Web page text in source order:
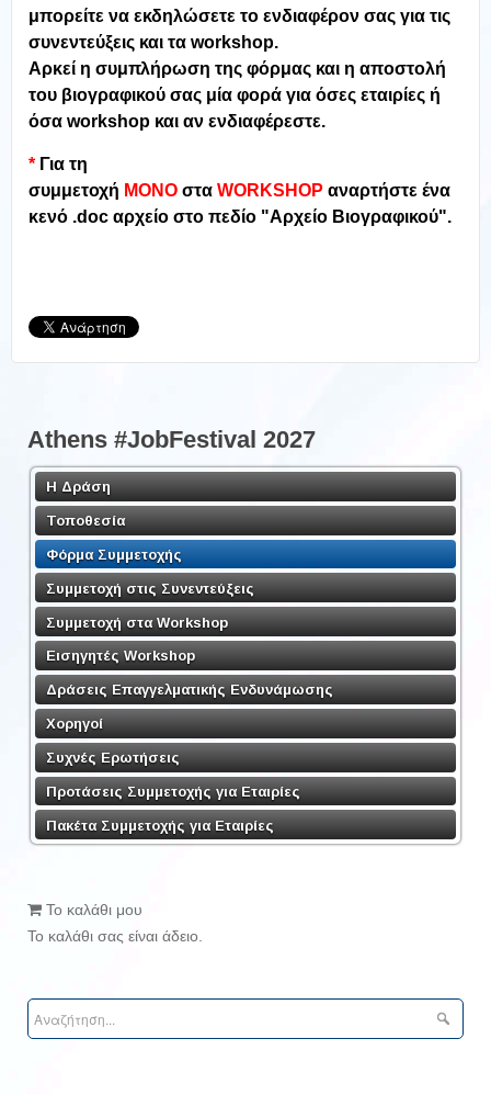
μπορείτε να εκδηλώσετε το ενδιαφέρον σας για τις
συνεντεύξεις και τα workshop.
Αρκεί η συμπλήρωση της φόρμας και η αποστολή
του βιογραφικού σας μία φορά για όσες εταιρίες ή
όσα workshop και αν ενδιαφέρεστε.
* Για τη
συμμετοχή ΜΟΝΟ στα WORKSHOP αναρτήστε ένα
κενό .doc αρχείο στο πεδίο "Αρχείο Βιογραφικού".
Athens #JobFestival 2027
Η Δράση
Τοποθεσία
Φόρμα Συμμετοχής
Συμμετοχή στις Συνεντεύξεις
Συμμετοχή στα Workshop
Εισηγητές Workshop
Δράσεις Επαγγελματικής Ενδυνάμωσης
Χορηγοί
Συχνές Ερωτήσεις
Προτάσεις Συμμετοχής για Εταιρίες
Πακέτα Συμμετοχής για Εταιρίες
Το καλάθι μου
Το καλάθι σας είναι άδειο.